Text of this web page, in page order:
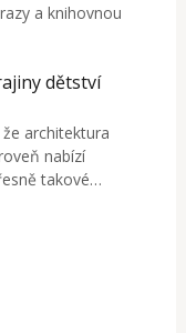
a knihovnou
dětství
architektura
nabízí
takové…